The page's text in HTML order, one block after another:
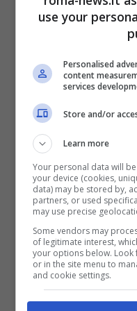
classifica
. Il
cui il conduttore
Peregoe ai
che balla insieme
quale affiancherà
Carlotta
La Perego ha
aspettative su di
ha detto che
use your
Personalised
content
services
Store and/or
Learn more
Your personal data will
your device (cookies,
data) may be stored by,
partners, or used
may use precise
Some vendors may
of legitimate interest,
your options below.
or in the site menu to
and cookie settings.